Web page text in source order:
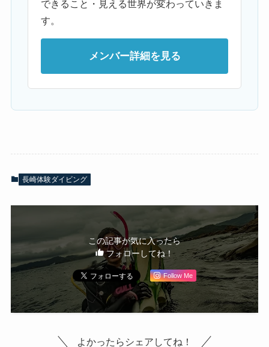
できること・見える世界が変わっていきま
す。
メンバー詳細を見る
長崎体験ダイビング
この記事が気に入ったら
フォローしてね！
Follow Me
よかったらシェアしてね！